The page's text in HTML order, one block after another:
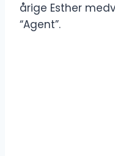
årige Esther
“Agent”.